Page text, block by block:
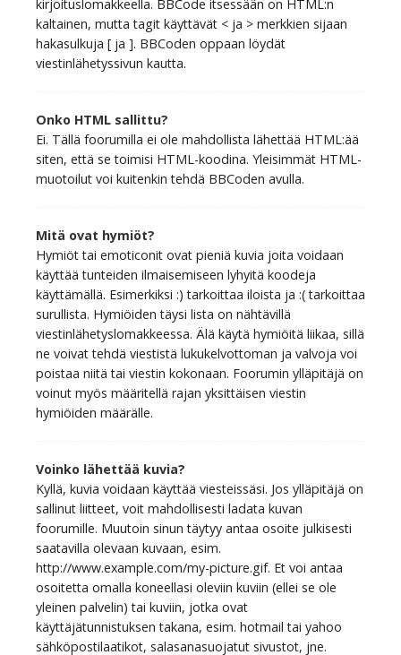
kirjoituslomakkeella. BBCode itsessään on HTML:n
kaltainen, mutta tagit käyttävät < ja > merkkien sijaan
hakasulkuja [ ja ]. BBCoden oppaan löydät
viestinlähetyssivun kautta.
Onko HTML sallittu?
Ei. Tällä foorumilla ei ole mahdollista lähettää HTML:ää
siten, että se toimisi HTML-koodina. Yleisimmät HTML-
muotoilut voi kuitenkin tehdä BBCoden avulla.
Mitä ovat hymiöt?
Hymiöt tai emoticonit ovat pieniä kuvia joita voidaan
käyttää tunteiden ilmaisemiseen lyhyitä koodeja
käyttämällä. Esimerkiksi :) tarkoittaa iloista ja :( tarkoittaa
surullista. Hymiöiden täysi lista on nähtävillä
viestinlähetyslomakkeessa. Älä käytä hymiöitä liikaa, sillä
ne voivat tehdä viestistä lukukelvottoman ja valvoja voi
poistaa niitä tai viestin kokonaan. Foorumin ylläpitäjä on
voinut myös määritellä rajan yksittäisen viestin
hymiöiden määrälle.
Voinko lähettää kuvia?
Kyllä, kuvia voidaan käyttää viesteissäsi. Jos ylläpitäjä on
sallinut liitteet, voit mahdollisesti ladata kuvan
foorumille. Muutoin sinun täytyy antaa osoite julkisesti
saatavilla olevaan kuvaan, esim.
http://www.example.com/my-picture.gif. Et voi antaa
osoitetta omalla koneellasi oleviin kuviin (ellei se ole
yleinen palvelin) tai kuviin, jotka ovat
käyttäjätunnistuksen takana, esim. hotmail tai yahoo
sähköpostilaatikot, salasanasuojatut sivustot, jne.